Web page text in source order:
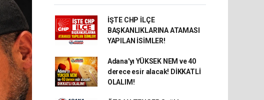
İŞTE CHP İLÇE
BAŞKANLIKLARINA ATAMASI
YAPILAN İSİMLER!
Adana'yı YÜKSEK NEM ve 40
derece esir alacak! DİKKATLİ
OLALIM!